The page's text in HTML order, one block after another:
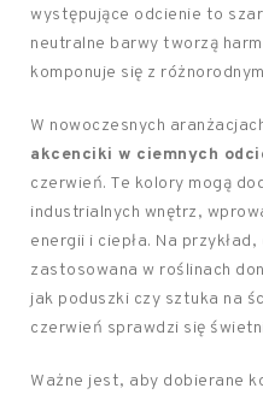
występujące odcienie to
neutralne barwy tworzą
komponuje się z
W nowoczesnych
akcenciki w ciemnych
czerwień. Te kolory mogą
industrialnych wnętrz,
energii i ciepła. Na
zastosowana w roślinach
jak poduszki czy sztuka na
czerwień sprawdzi się
Ważne jest, aby dobierane